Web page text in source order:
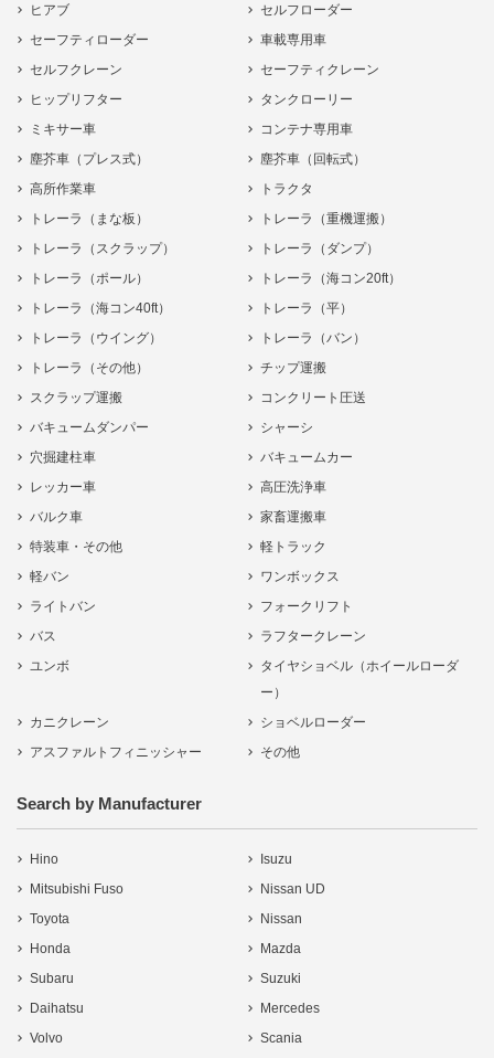
ヒアブ
セルフローダー
セーフティローダー
車載専用車
セルフクレーン
セーフティクレーン
ヒップリフター
タンクローリー
ミキサー車
コンテナ専用車
塵芥車（プレス式）
塵芥車（回転式）
高所作業車
トラクタ
トレーラ（まな板）
トレーラ（重機運搬）
トレーラ（スクラップ）
トレーラ（ダンプ）
トレーラ（ポール）
トレーラ（海コン20ft）
トレーラ（海コン40ft）
トレーラ（平）
トレーラ（ウイング）
トレーラ（バン）
トレーラ（その他）
チップ運搬
スクラップ運搬
コンクリート圧送
バキュームダンパー
シャーシ
穴掘建柱車
バキュームカー
レッカー車
高圧洗浄車
バルク車
家畜運搬車
特装車・その他
軽トラック
軽バン
ワンボックス
ライトバン
フォークリフト
バス
ラフタークレーン
ユンボ
タイヤショベル（ホイールローダ
ー）
カニクレーン
ショベルローダー
アスファルトフィニッシャー
その他
Search by Manufacturer
Hino
Isuzu
Mitsubishi Fuso
Nissan UD
Toyota
Nissan
Honda
Mazda
Subaru
Suzuki
Daihatsu
Mercedes
Volvo
Scania